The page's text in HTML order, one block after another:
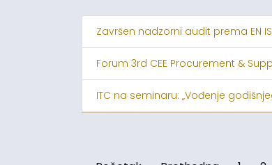
Završen nadzorni audit prema EN
Forum 3rd CEE Procurement &
ITC na seminaru: „Vođenje